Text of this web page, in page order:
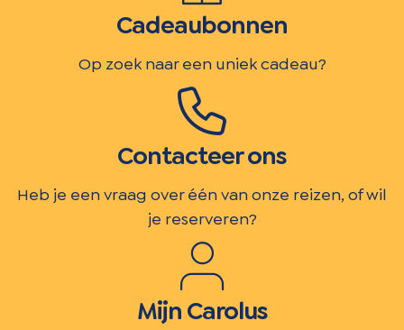
Cadeaubonnen
Op zoek naar een uniek cadeau?
Contacteer ons
Heb je een vraag over één van onze reizen, of wil
je reserveren?
Mijn Carolus